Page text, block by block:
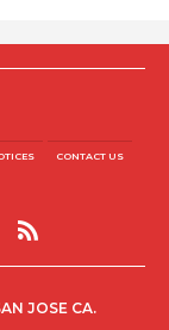
CONTACT US
JOSE CA.